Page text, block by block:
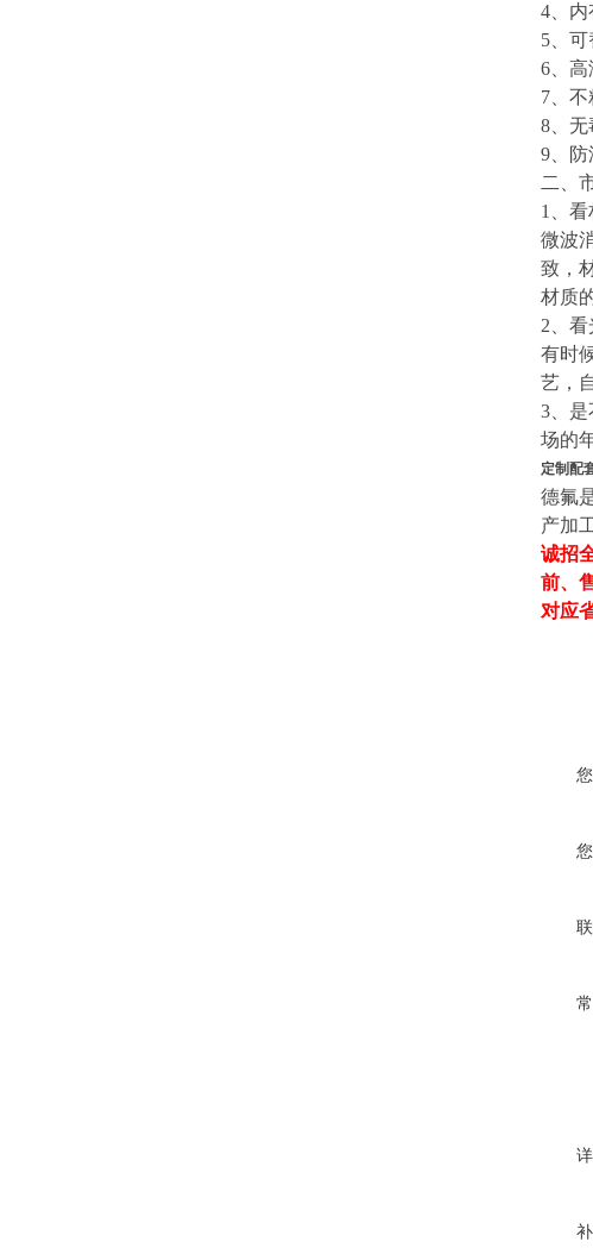
4、内
5、
6、高
7、不
8、无
9、防
二、
1、
微波
致，
材质
2、
有时
艺，
3、
场的
定制配
德氟
产加
诚招
前、
对应